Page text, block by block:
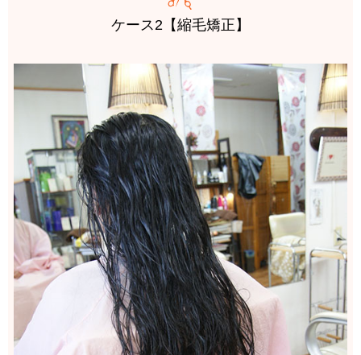
ケース2【縮毛矯正】